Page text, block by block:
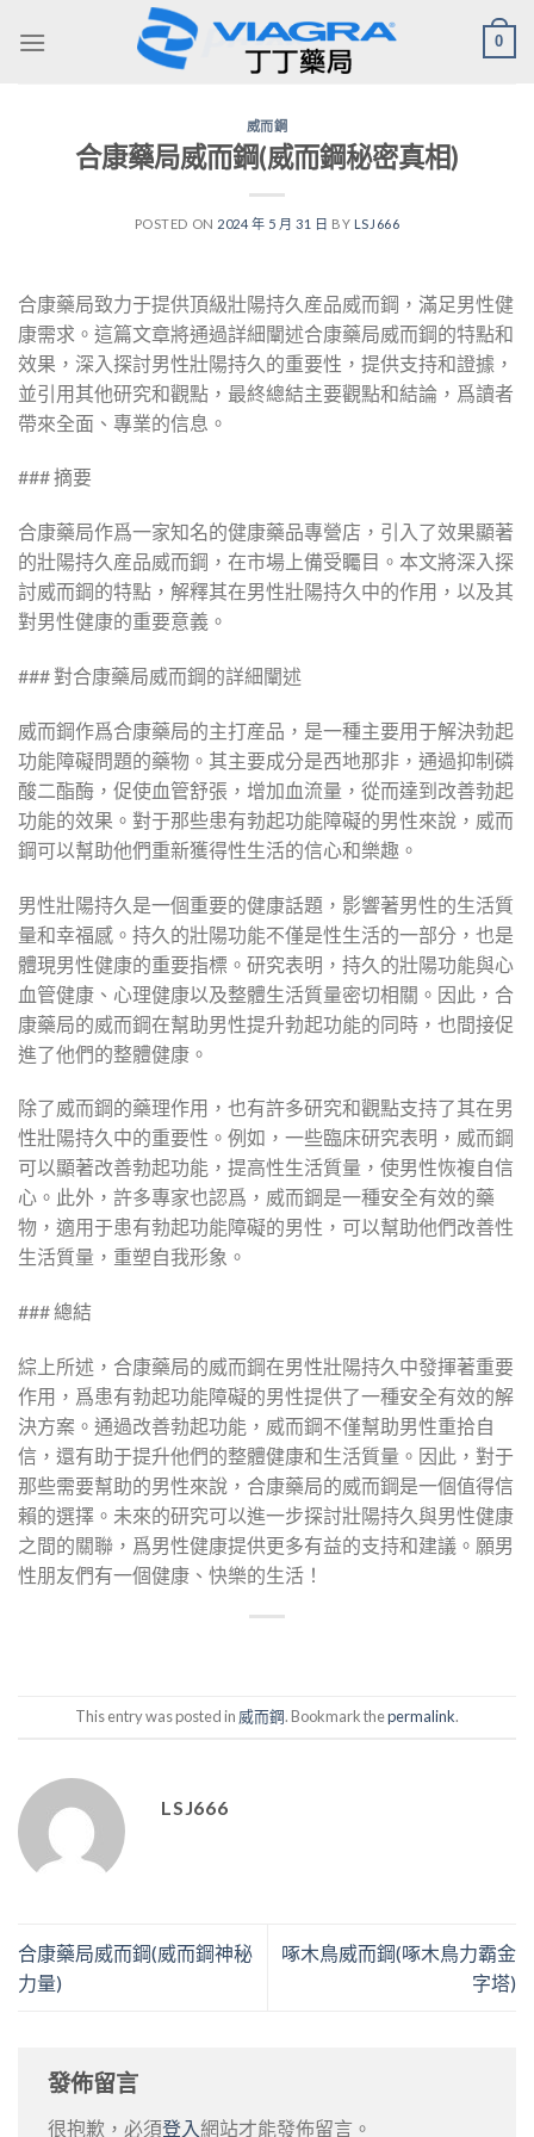
0
威而鋼
合康藥局威而鋼(威而鋼秘密真相)
POSTED ON 2024 年 5 月 31 日 BY LSJ666
合康藥局致力于提供頂級壯陽持久産品威而鋼，滿足男性健
康需求。這篇文章將通過詳細闡述合康藥局威而鋼的特點和
效果，深入探討男性壯陽持久的重要性，提供支持和證據，
並引用其他研究和觀點，最終總結主要觀點和結論，爲讀者
帶來全面、專業的信息。
### 摘要
合康藥局作爲一家知名的健康藥品專營店，引入了效果顯著
的壯陽持久産品威而鋼，在市場上備受矚目。本文將深入探
討威而鋼的特點，解釋其在男性壯陽持久中的作用，以及其
對男性健康的重要意義。
### 對合康藥局威而鋼的詳細闡述
威而鋼作爲合康藥局的主打産品，是一種主要用于解決勃起
功能障礙問題的藥物。其主要成分是西地那非，通過抑制磷
酸二酯酶，促使血管舒張，增加血流量，從而達到改善勃起
功能的效果。對于那些患有勃起功能障礙的男性來說，威而
鋼可以幫助他們重新獲得性生活的信心和樂趣。
男性壯陽持久是一個重要的健康話題，影響著男性的生活質
量和幸福感。持久的壯陽功能不僅是性生活的一部分，也是
體現男性健康的重要指標。研究表明，持久的壯陽功能與心
血管健康、心理健康以及整體生活質量密切相關。因此，合
康藥局的威而鋼在幫助男性提升勃起功能的同時，也間接促
進了他們的整體健康。
除了威而鋼的藥理作用，也有許多研究和觀點支持了其在男
性壯陽持久中的重要性。例如，一些臨床研究表明，威而鋼
可以顯著改善勃起功能，提高性生活質量，使男性恢複自信
心。此外，許多專家也認爲，威而鋼是一種安全有效的藥
物，適用于患有勃起功能障礙的男性，可以幫助他們改善性
生活質量，重塑自我形象。
### 總結
綜上所述，合康藥局的威而鋼在男性壯陽持久中發揮著重要
作用，爲患有勃起功能障礙的男性提供了一種安全有效的解
決方案。通過改善勃起功能，威而鋼不僅幫助男性重拾自
信，還有助于提升他們的整體健康和生活質量。因此，對于
那些需要幫助的男性來說，合康藥局的威而鋼是一個值得信
賴的選擇。未來的研究可以進一步探討壯陽持久與男性健康
之間的關聯，爲男性健康提供更多有益的支持和建議。願男
性朋友們有一個健康、快樂的生活！
This entry was posted in 威而鋼. Bookmark thepermalink.
LSJ666
合康藥局威而鋼(威而鋼神秘
力量)
啄木鳥威而鋼(啄木鳥力霸金
字塔)
發佈留言
很抱歉，必須登入 網站才能發佈留言。